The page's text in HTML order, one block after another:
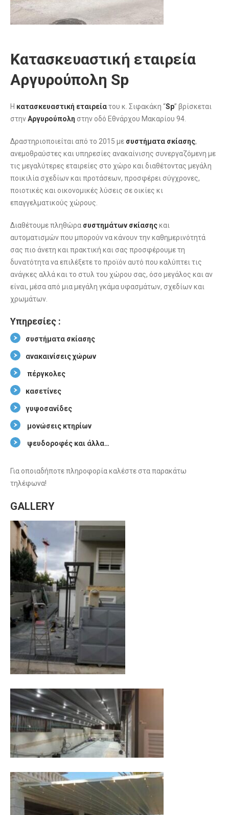
Κατασκευαστική εταιρεία
Αργυρούπολη Sp
Η κατασκευαστική εταιρείατου κ. Σιφακάκη “Sp” βρίσκεται
στηνΑργυρούπολη στην οδό Εθνάρχου Μακαρίου 94.
Δραστηριοποιείται από το 2015 με συστήματα σκίασης,
ανεμοθραύστες και υπηρεσίες ανακαίνισης συνεργαζόμενη με
τις μεγαλύτερες εταιρείες στο χώρο και διαθέτοντας μεγάλη
ποικιλία σχεδίων και προτάσεων, προσφέρει σύγχρονες,
ποιοτικές και οικονομικές λύσεις σε οικίες κι
επαγγελματικούς χώρους.
Διαθέτουμε πληθώρα συστημάτων σκίασηςκαι
αυτοματισμών που μπορούν να κάνουν την καθημερινότητά
σας πιο άνετη και πρακτική και σας προσφέρουμε τη
δυνατότητα να επιλέξετε το προϊόν αυτό που καλύπτει τις
ανάγκες αλλά και το στυλ του χώρου σας, όσο μεγάλος και αν
είναι, μέσα από μια μεγάλη γκάμα υφασμάτων, σχεδίων και
χρωμάτων.
Υπηρεσίες :
συστήματα σκίασης
ανακαινίσεις χώρων
πέργκολες
κασετίνες
γυψοσανίδες
μονώσεις κτηρίων
ψευδοροφές και άλλα…
Για οποιαδήποτε πληροφορία καλέστε στα παρακάτω
τηλέφωνα!
GALLERY